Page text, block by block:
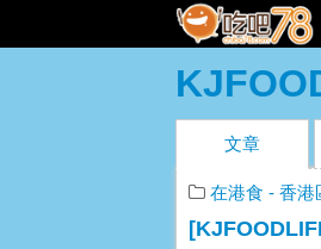
文章
在港食 - 香港